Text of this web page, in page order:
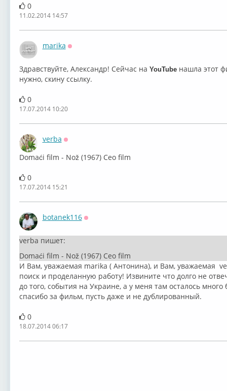
0
11.02.2014 14:57
marika
Здравствуйте, Александр! Сейчас на YouTubeнашла этот
нужно, скину ссылку.
0
17.07.2014 10:20
verba
Domaći film - Nož (1967) Ceo film
0
17.07.2014 15:21
botanek116
verba пишет:
Domaći film - Nož (1967) Ceo film
И Вам, уважаемая marika ( Антонина), и Вам, уважаемая
поиск и проделанную работу! Извините что долго не
до того, события на Украине, а у меня там осталось
спасибо за фильм, пусть даже и не дублированный.
0
18.07.2014 06:17